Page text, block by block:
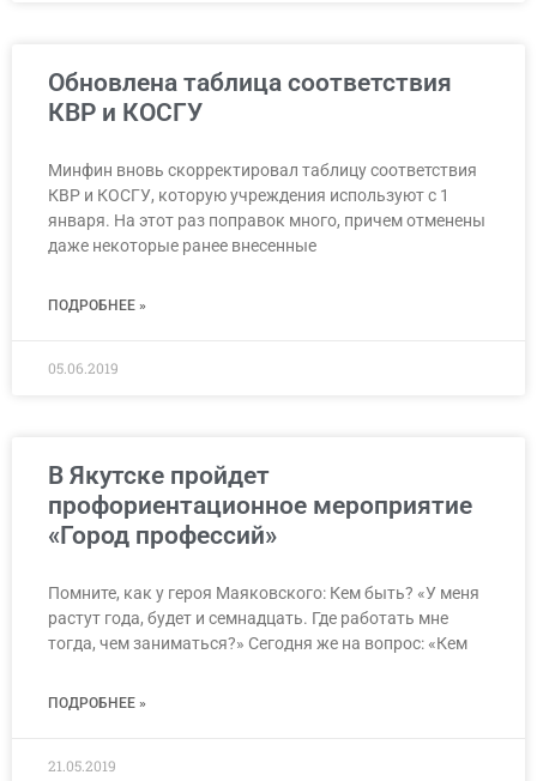
Обновлена таблица соответствия
КВР и КОСГУ
Минфин вновь скорректировал таблицу соответствия
КВР и КОСГУ, которую учреждения используют с 1
января. На этот раз поправок много, причем отменены
даже некоторые ранее внесенные
ПОДРОБНЕЕ »
05.06.2019
В Якутске пройдет
профориентационное мероприятие
«Город профессий»
Помните, как у героя Маяковского: Кем быть? «У меня
растут года, будет и семнадцать. Где работать мне
тогда, чем заниматься?» Сегодня же на вопрос: «Кем
ПОДРОБНЕЕ »
21.05.2019